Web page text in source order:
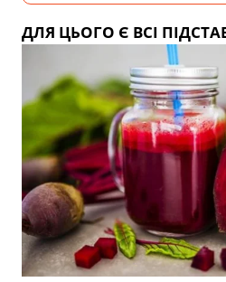
ДЛЯ ЦЬОГО Є ВСІ